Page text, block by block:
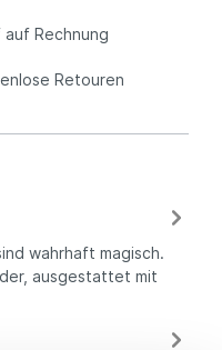
auf Rechnung
Retouren
wahrhaft magisch.
ausgestattet mit